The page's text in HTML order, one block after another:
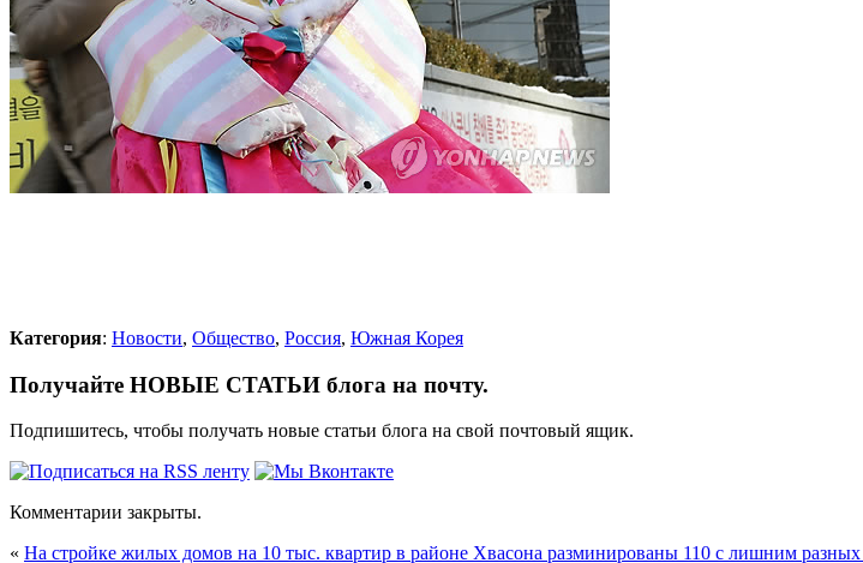
Категория: Новости, Общество, Россия, Южная Корея
Получайте НОВЫЕ СТАТЬИ блога на почту.
Подпишитесь, чтобы получать новые статьи блога на свой почтовый ящик.
Комментарии закрыты.
« На стройке жилых домов на 10 тыс. квартир в районе Хвасона разминированы 110 с лишним разных